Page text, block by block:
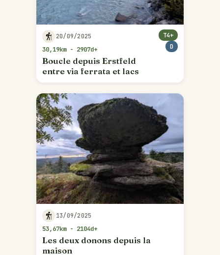
20/09/2025
30,19km - 2907d+
Boucle depuis Erstfeld
entre via ferrata et lacs
T4+
D
13/09/2025
53,67km - 2104d+
Les deux donons depuis la
maison